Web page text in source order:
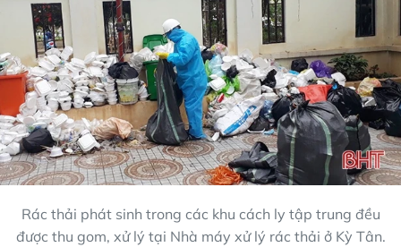
Rác thải phát sinh trong các khu cách ly tập trung đều
được thu gom, xử lý tại Nhà máy xử lý rác thải ở Kỳ Tân.